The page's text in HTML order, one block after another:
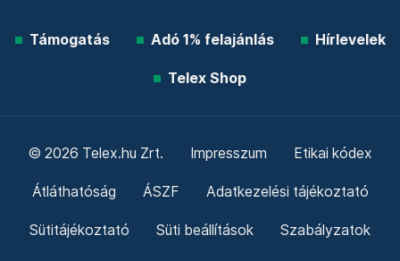
Támogatás Adó 1% felajánlás Hírlevelek
Telex Shop
© 2026 Telex.hu Zrt. Impresszum Etikai kódex
Átláthatóság ÁSZF Adatkezelési tájékoztató
Sütitájékoztató Süti beállítások Szabályzatok